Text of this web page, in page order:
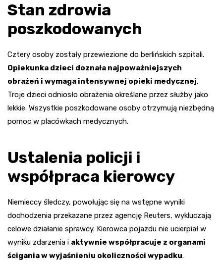
Stan zdrowia
poszkodowanych
Cztery osoby zostały przewiezione do berlińskich szpitali.
Opiekunka dzieci doznała najpoważniejszych
obrażeń i wymaga intensywnej opieki medycznej.
Troje dzieci odniosło obrażenia określane przez służby jako
lekkie. Wszystkie poszkodowane osoby otrzymują niezbędną
pomoc w placówkach medycznych.
Ustalenia policji i
współpraca kierowcy
Niemieccy śledczy, powołując się na wstępne wyniki
dochodzenia przekazane przez agencję Reuters, wykluczają
celowe działanie sprawcy. Kierowca pojazdu nie ucierpiał w
wyniku zdarzenia i aktywnie współpracuje z organami
ścigania w wyjaśnieniu okoliczności wypadku.